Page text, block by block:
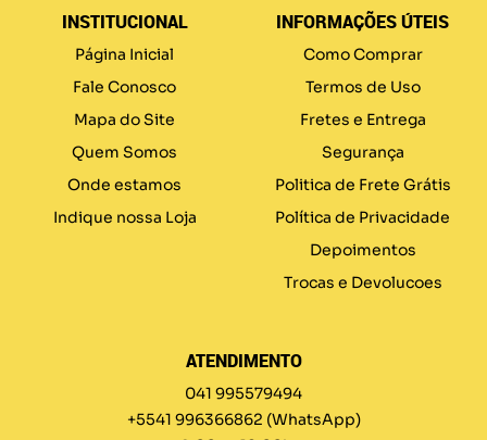
INSTITUCIONAL
Página Inicial
Fale Conosco
Mapa do Site
Quem Somos
Onde estamos
Indique nossa Loja
INFORMAÇÕES ÚTEIS
Como Comprar
Termos de Uso
Fretes e Entrega
Segurança
Politica de Frete Grátis
Política de Privacidade
Depoimentos
Trocas e Devolucoes
ATENDIMENTO
041 995579494
+5541 996366862 (WhatsApp)